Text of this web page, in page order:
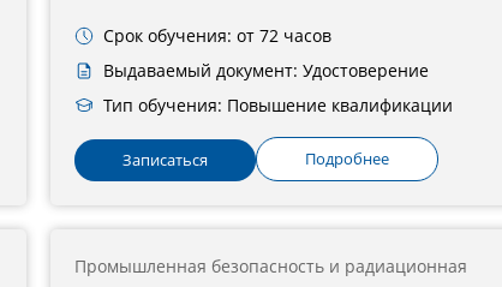
Срок обучения: от 72 часов
Выдаваемый документ: Удостоверение
Тип обучения: Повышение квалификации
Записаться Подробнее
Промышленная безопасность и радиационная